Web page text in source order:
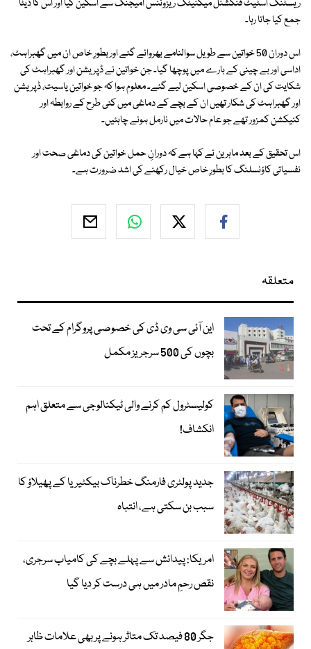
ریسٹنگ اسٹیٹ فنکشنل میگنیٹک ریزوننس امیجنگ سے اسکین کیا اور اس کا ڈیٹا
جمع کیا جاتا رہا۔
اس دوران 50 خواتین سے طویل سوالنامے بھروائے گئے اور بطورِ خاص ان میں گھبراہٹ،
اداسی اور بے چینی کے بارے میں پوچھا گیا۔ جن خواتین نے ڈپریشن اور گھبراہٹ کی
شکایت کی ان کے خصوصی اسکین لیے گئے۔ معلوم ہوا کہ جو خواتین یاسیت، ڈپریشن
اور گھبراہٹ کی شکار تھیں ان کے بچے کے دماغی میں کئی طرح کے روابطہ اور
کنیکشن کمزور تھے جو عام حالات میں نارمل ہونے چاہئیں۔
اس تحقیق کے بعد ماہرین نے کہا ہے کہ دورانِ حمل خواتین کی دماغی صحت اور
نفسیاتی کاؤنسلنگ کا بطورِ خاص خیال رکھنے کی اشد ضرورت ہے۔
متعلقہ
این آئی سی وی ڈی کی خصوصی پروگرام کے تحت
بچوں کی 500 سرجریز مکمل
کولیسٹرول کم کرنے والی ٹیکنالوجی سے متعلق اہم
انکشاف!
جدید پولٹری فارمنگ خطرناک بیکٹیریا کے پھیلاؤ کا
سبب بن سکتی ہے، انتباہ
امریکا: پیدائش سے پہلے بچے کی کامیاب سرجری،
نقص رحمِ مادر میں ہی درست کر دیا گیا
جگر 80 فیصد تک متاثر ہونے پر بھی علامات ظاہر